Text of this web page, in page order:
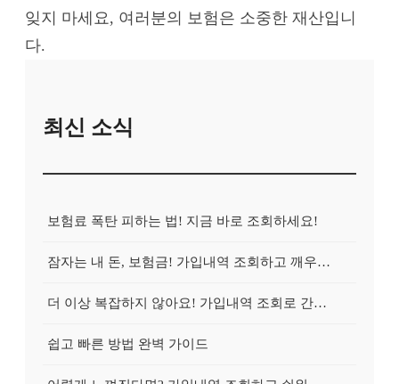
잊지 마세요, 여러분의 보험은 소중한 재산입니
다.
최신 소식
보험료 폭탄 피하는 법! 지금 바로 조회하세요!
잠자는 내 돈, 보험금! 가입내역 조회하고 깨우는 방법
더 이상 복잡하지 않아요! 가입내역 조회로 간편하게 청구!
쉽고 빠른 방법 완벽 가이드